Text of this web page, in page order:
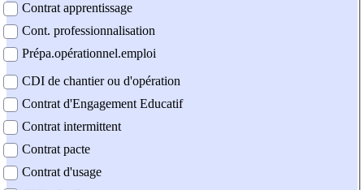
Contrat apprentissage
Cont. professionnalisation
Prépa.opérationnel.emploi
CDI de chantier ou d'opération
Contrat d'Engagement Educatif
Contrat intermittent
Contrat pacte
Contrat d'usage